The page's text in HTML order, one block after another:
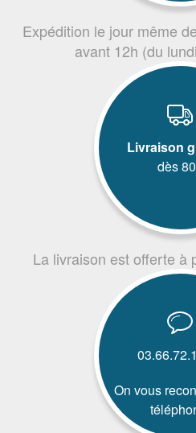
Expédition le jour même
avant 12h (du
Livraison
dès
La livraison est offerte à
On vous